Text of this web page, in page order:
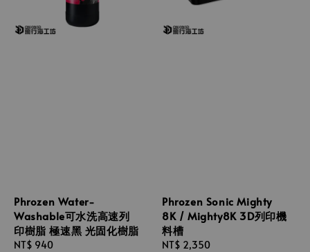
Phrozen Water-
Washable可水洗高速列
印樹脂 極速黑 光固化樹脂
Regular
NT$ 940
Phrozen Sonic Mighty
8K / Mighty8K 3D列印機
料槽
Regular
NT$ 2,350